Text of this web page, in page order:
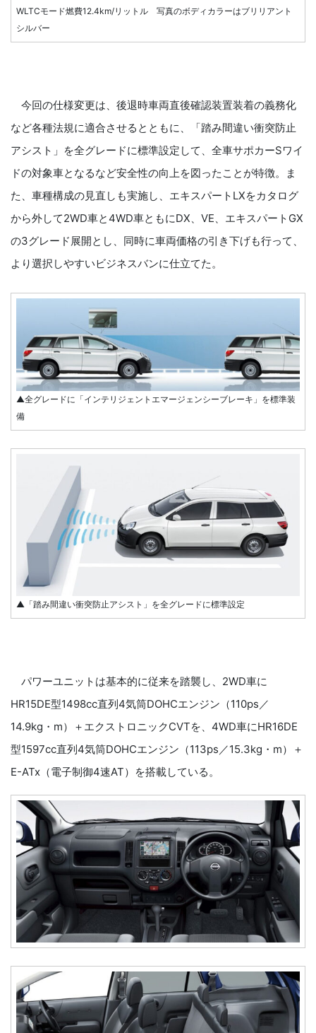
WLTCモード燃費12.4km/リットル 写真のボディカラーはブリリアント
シルバー
今回の仕様変更は、後退時車両直後確認装置装着の義務化
など各種法規に適合させるとともに、「踏み間違い衝突防止
アシスト」を全グレードに標準設定して、全車サポカーSワイ
ドの対象車となるなど安全性の向上を図ったことが特徴。ま
た、車種構成の見直しも実施し、エキスパートLXをカタログ
から外して2WD車と4WD車ともにDX、VE、エキスパートGX
の3グレード展開とし、同時に車両価格の引き下げも行って、
より選択しやすいビジネスバンに仕立てた。
▲全グレードに「インテリジェントエマージェンシーブレーキ」を標準装
備
▲「踏み間違い衝突防止アシスト」を全グレードに標準設定
パワーユニットは基本的に従来を踏襲し、2WD車に
HR15DE型1498cc直列4気筒DOHCエンジン（110ps／
14.9kg・m）＋エクストロニックCVTを、4WD車にHR16DE
型1597cc直列4気筒DOHCエンジン（113ps／15.3kg・m）＋
E-ATx（電子制御4速AT）を搭載している。